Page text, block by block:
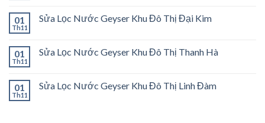
01
Th11
Sửa Lọc Nước Geyser Khu Đô Thị Đại Kim
01
Th11
Sửa Lọc Nước Geyser Khu Đô Thị Thanh Hà
01
Th11
Sửa Lọc Nước Geyser Khu Đô Thị Linh Đàm